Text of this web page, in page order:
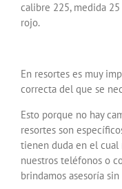
calibre 225, medida
rojo.
En resortes es muy
correcta del que se
Esto porque no hay
resortes son
tienen duda en el cual
nuestros teléfonos o
brindamos asesoría